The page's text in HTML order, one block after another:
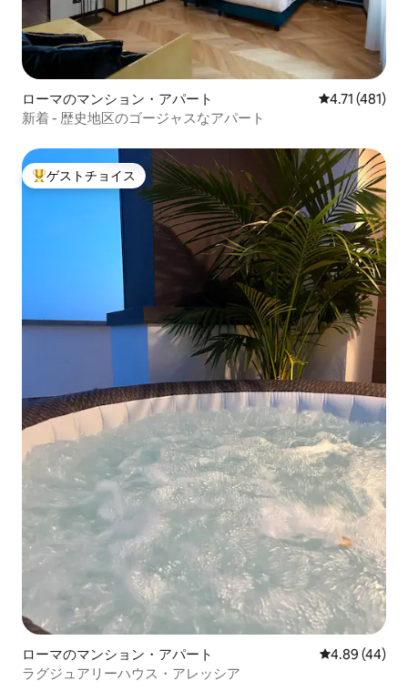
ローマのマンション・アパート レビュー481
4.71 (481)
新着 - 歴史地区のゴージャスなアパート
大好評のゲストチョイスです。
ゲストチョイス
ローマのマンション・アパート レビュー44
4.89 (44)
ラグジュアリーハウス・アレッシア